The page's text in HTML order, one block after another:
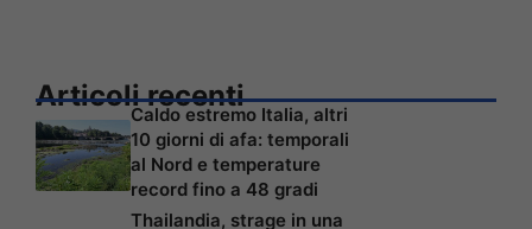
Articoli recenti
Caldo estremo Italia, altri
10 giorni di afa: temporali
al Nord e temperature
record fino a 48 gradi
Thailandia, strage in una